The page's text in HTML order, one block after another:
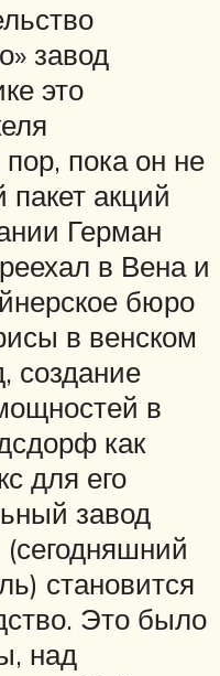
завод
это
пока он не
акций
Герман
в Вена и
бюро
в венском
создание
в
как
для его
завод
становится
Это было
над